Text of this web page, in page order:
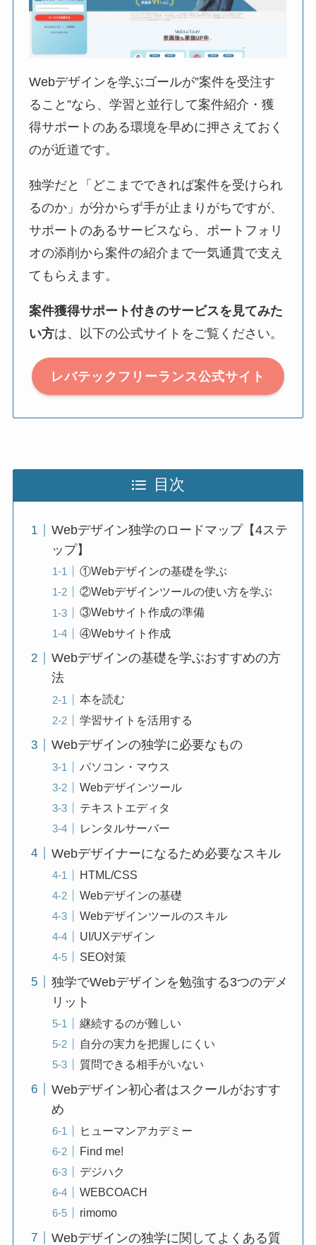
Webデザインを学ぶゴールが”案件を受注す
ること”なら、学習と並行して案件紹介・獲
得サポートのある環境を早めに押さえておく
のが近道です。
独学だと「どこまでできれば案件を受けられ
るのか」が分からず手が止まりがちですが、
サポートのあるサービスなら、ポートフォリ
オの添削から案件の紹介まで一気通貫で支え
てもらえます。
案件獲得サポート付きのサービスを見てみた
い方は、以下の公式サイトをご覧ください。
レバテックフリーランス公式サイト
目次
Webデザイン独学のロードマップ【4ステ
ップ】
①Webデザインの基礎を学ぶ
②Webデザインツールの使い方を学ぶ
③Webサイト作成の準備
④Webサイト作成
Webデザインの基礎を学ぶおすすめの方
法
本を読む
学習サイトを活用する
Webデザインの独学に必要なもの
パソコン・マウス
Webデザインツール
テキストエディタ
レンタルサーバー
Webデザイナーになるため必要なスキル
HTML/CSS
Webデザインの基礎
Webデザインツールのスキル
UI/UXデザイン
SEO対策
独学でWebデザインを勉強する3つのデメ
リット
継続するのが難しい
自分の実力を把握しにくい
質問できる相手がいない
Webデザイン初心者はスクールがおすす
め
ヒューマンアカデミー
Find me!
デジハク
WEBCOACH
rimomo
Webデザインの独学に関してよくある質